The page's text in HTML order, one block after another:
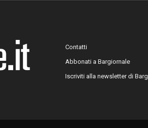
Contatti
Abbonati a Bargiornale
Iscriviti alla newsletter di